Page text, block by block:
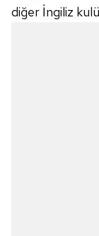
diğer İngiliz